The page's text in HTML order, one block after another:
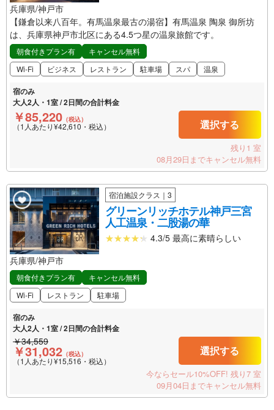
兵庫県/神戸市
【鎌倉以来八百年。有馬温泉最古の湯宿】有馬温泉 陶泉 御所坊
は、兵庫県神戸市北区にある4.5つ星の温泉旅館です。
朝食付きプラン有
キャンセル無料
Wi-Fi
ビジネス レストラン 駐車場 スパ 温泉
宿のみ
大人2人・1室 / 2日間の合計料金
￥85,220 （税込）
（1人あたり¥42,610・税込） 選択する
残り1 室
08月29日までキャンセル無料
宿泊施設クラス｜3
グリーンリッチホテル神戸三宮
人工温泉・二股湯の華
4.3/5 最高に素晴らしい
兵庫県/神戸市
朝食付きプラン有
キャンセル無料
Wi-Fi
レストラン 駐車場
宿のみ
大人2人・1室 / 2日間の合計料金
￥34,559
￥31,032 （税込）
（1人あたり¥15,516・税込）
選択する
今ならセール10%OFF! 残り7 室
09月04日までキャンセル無料